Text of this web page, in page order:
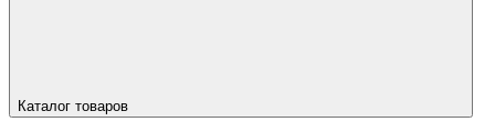
Каталог товаров